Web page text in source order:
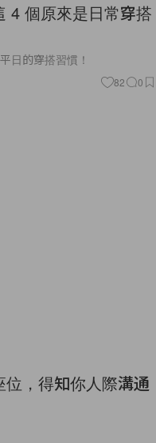
4 個原來是日常穿搭
日的穿搭習慣！
82 0
，得知你人際溝通